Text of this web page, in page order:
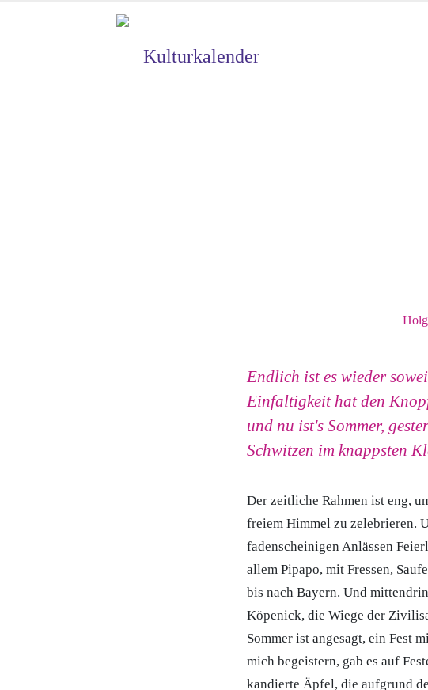
Kulturkalender
Endlich ist es wieder
Einfaltigkeit hat den
und nu ist's Sommer,
Schwitzen im knappsten
Der zeitliche Rahmen ist eng,
freiem Himmel zu zelebrieren.
fadenscheinigen Anlässen
allem Pipapo, mit Fressen,
bis nach Bayern. Und
Köpenick, die Wiege der
Sommer ist angesagt, ein Fest
mich begeistern, gab es auf
kandierte Äpfel, die aufgrund